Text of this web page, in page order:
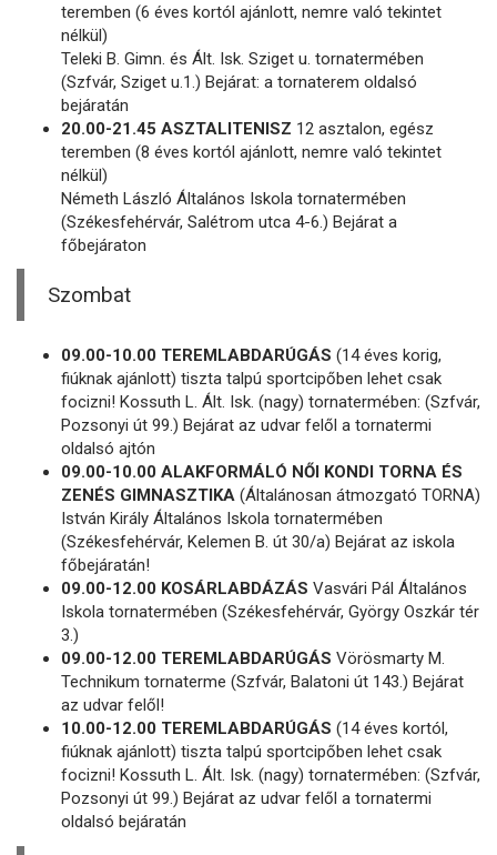
teremben (6 éves kortól ajánlott, nemre való tekintet
nélkül)
Teleki B. Gimn. és Ált. Isk. Sziget u. tornatermében
(Szfvár, Sziget u.1.) Bejárat: a tornaterem oldalsó
bejáratán
20.00-21.45 ASZTALITENISZ 12 asztalon, egész
teremben (8 éves kortól ajánlott, nemre való tekintet
nélkül)
Németh László Általános Iskola tornatermében
(Székesfehérvár, Salétrom utca 4-6.) Bejárat a
főbejáraton
Szombat
09.00-10.00 TEREMLABDARÚGÁS (14 éves korig,
fiúknak ajánlott) tiszta talpú sportcipőben lehet csak
focizni! Kossuth L. Ált. Isk. (nagy) tornatermében: (Szfvár,
Pozsonyi út 99.) Bejárat az udvar felől a tornatermi
oldalsó ajtón
09.00-10.00 ALAKFORMÁLÓ NŐI KONDI TORNA ÉS
ZENÉS GIMNASZTIKA (Általánosan átmozgató TORNA)
István Király Általános Iskola tornatermében
(Székesfehérvár, Kelemen B. út 30/a) Bejárat az iskola
főbejáratán!
09.00-12.00 KOSÁRLABDÁZÁS Vasvári Pál Általános
Iskola tornatermében (Székesfehérvár, György Oszkár tér
3.)
09.00-12.00 TEREMLABDARÚGÁS Vörösmarty M.
Technikum tornaterme (Szfvár, Balatoni út 143.) Bejárat
az udvar felől!
10.00-12.00 TEREMLABDARÚGÁS (14 éves kortól,
fiúknak ajánlott) tiszta talpú sportcipőben lehet csak
focizni! Kossuth L. Ált. Isk. (nagy) tornatermében: (Szfvár,
Pozsonyi út 99.) Bejárat az udvar felől a tornatermi
oldalsó bejáratán